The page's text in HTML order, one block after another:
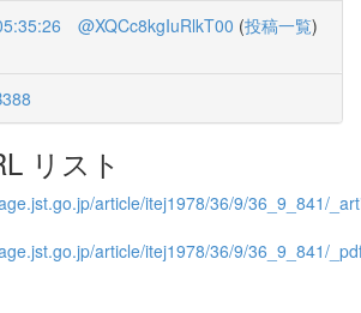
@XQCc8kgIuRlkT00 (投稿一覧)
リスト
article/itej1978/36/9/36_9_841/
article/itej1978/36/9/36_9_841/